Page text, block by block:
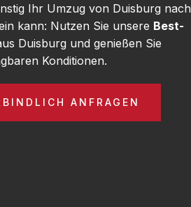
Ihr Umzug von Duisburg nach
kann: Nutzen Sie unsere Best-
Duisburg und genießen Sie
Konditionen.
ANFRAGEN